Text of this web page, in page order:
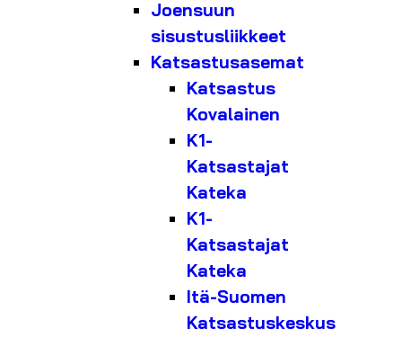
Joensuun
sisustusliikkeet
Katsastusasemat
Katsastus
Kovalainen
K1-
Katsastajat
Kateka
K1-
Katsastajat
Kateka
Itä-Suomen
Katsastuskeskus